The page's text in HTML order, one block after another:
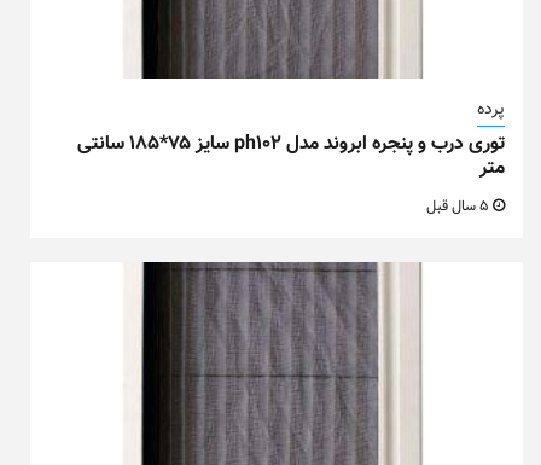
پرده
توری درب و پنجره ابروند مدل ph102 سایز ۷۵*۱۸۵ سانتی
متر